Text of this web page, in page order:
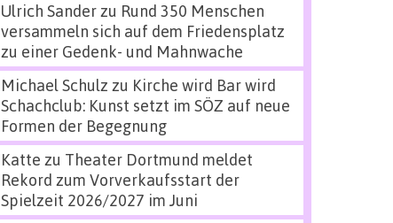
Ulrich Sanderzu Rund 350 Menschen
versammeln sich auf dem Friedensplatz
zu einer Gedenk- und Mahnwache
Michael Schulz zu Kirche wird Bar wird
Schachclub: Kunst setzt im SÖZ auf neue
Formen der Begegnung
Katte zu Theater Dortmund meldet
Rekord zum Vorverkaufsstart der
Spielzeit 2026/2027 im Juni